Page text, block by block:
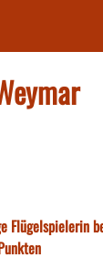
Flügelspielerin